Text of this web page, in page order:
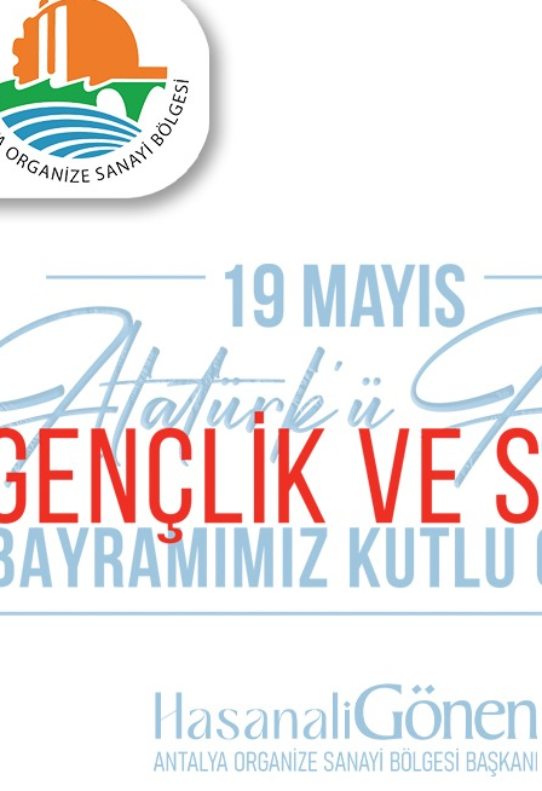
MAKALE YORUMLARI
Sizde Yorum Ekleyin
İsim Soyad
E-mail Adresiniz (zorunlu değil)
Telefon (zorunlu değil)
Yorumunuz